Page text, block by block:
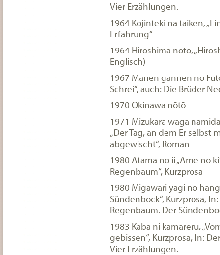
Vier Erzählungen.
1964 Kojinteki na taiken,
Erfahrung“
1964 Hiroshima nōto,
Englisch)
1967 Manen gannen no
Schrei“, auch: Die Brüder
1970 Okinawa nōtō
1971 Mizukara waga
„Der Tag, an dem Er selbst
abgewischt“, Roman
1980 Atama no ii „Ame no
Regenbaum“, Kurzprosa
1980 Migawari yagi no
Sündenbock“, Kurzprosa,
Regenbaum. Der
1983 Kaba ni kamareru,
gebissen“, Kurzprosa, In:
Vier Erzählungen.